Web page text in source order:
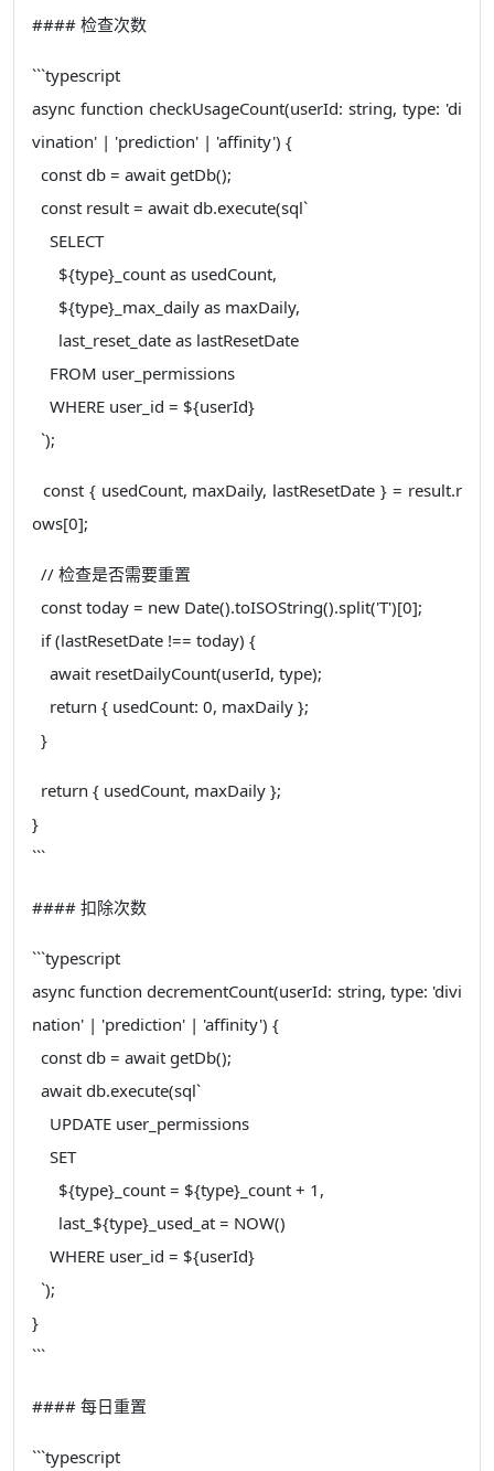
#### 检查次数
```typescript
async function checkUsageCount(userId: string, type: 'di
vination' | 'prediction' | 'affinity') {
const db = await getDb();
const result = await db.execute(sql`
SELECT
${type}_count as usedCount,
${type}_max_daily as maxDaily,
last_reset_date as lastResetDate
FROM user_permissions
WHERE user_id = ${userId}
`);
const { usedCount, maxDaily, lastResetDate } = result.r
ows[0];
// 检查是否需要重置
const today = new Date().toISOString().split('T')[0];
if (lastResetDate !== today) {
await resetDailyCount(userId, type);
return { usedCount: 0, maxDaily };
}
return { usedCount, maxDaily };
}
```
#### 扣除次数
```typescript
async function decrementCount(userId: string, type: 'divi
nation' | 'prediction' | 'affinity') {
const db = await getDb();
await db.execute(sql`
UPDATE user_permissions
SET
${type}_count = ${type}_count + 1,
last_${type}_used_at = NOW()
WHERE user_id = ${userId}
`);
}
```
#### 每日重置
```typescript